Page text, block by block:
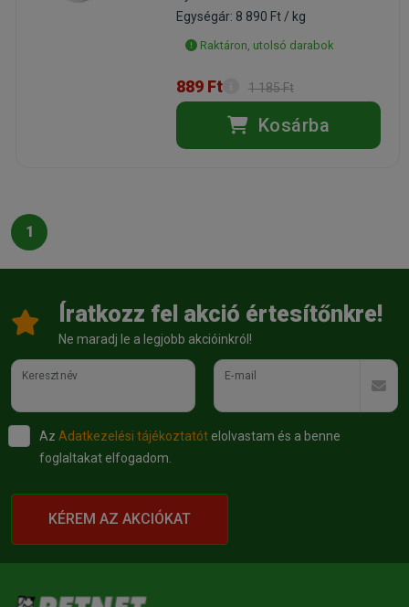
Egységár: 8 890 Ft / kg
Raktáron, utolsó darabok
889 Ft 1 185 Ft
Kosárba
1
Íratkozz fel akció értesítőnkre!
Ne maradj le a legjobb akcióinkról!
Keresztnév E-mail
Az Adatkezelési tájékoztatót elolvastam és a benne
foglaltakat elfogadom.
KÉREM AZ AKCIÓKAT